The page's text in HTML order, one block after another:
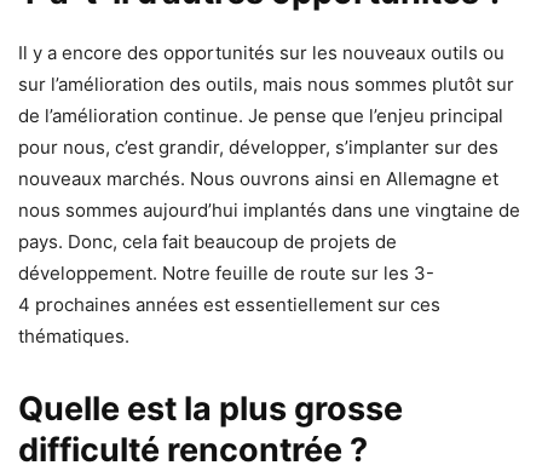
Il y a encore des opportunités sur les nouveaux outils ou
sur l’amélioration des outils, mais nous sommes plutôt sur
de l’amélioration continue. Je pense que l’enjeu principal
pour nous, c’est grandir, développer, s’implanter sur des
nouveaux marchés. Nous ouvrons ainsi en Allemagne et
nous sommes aujourd’hui implantés dans une vingtaine de
pays. Donc, cela fait beaucoup de projets de
développement. Notre feuille de route sur les 3-
4 prochaines années est essentiellement sur ces
thématiques.
Quelle est la plus grosse
difficulté rencontrée ?